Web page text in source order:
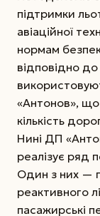
підтримки
авіаційної
нормам
відповідно
«Антонов»,
кількість
Нині ДП
реалізує ряд
Один з них —
реактивного
пасажирські